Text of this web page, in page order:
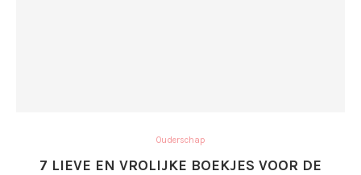
Ouderschap
7 LIEVE EN VROLIJKE BOEKJES VOOR DE